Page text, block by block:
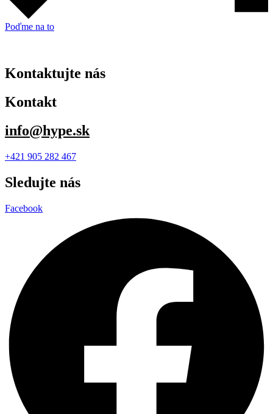
Poďme na to
Kontaktujte nás
Kontakt
info@hype.sk
+421 905 282 467
Sledujte nás
Facebook